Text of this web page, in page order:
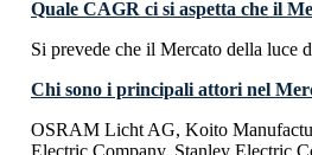
Quale CAGR ci si aspetta che il
Si prevede che il Mercato della luce
Chi sono i principali attori nel
OSRAM Licht AG, Koito